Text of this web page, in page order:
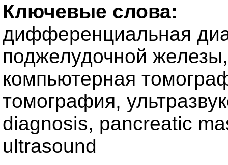
Ключевые слова:
дифференциальная
поджелудочной
компьютерная
томография,
diagnosis, pancreatic
ultrasound